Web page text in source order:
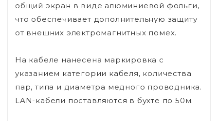
общий экран в виде алюминиевой фольги,
что обеспечивает дополнительную защиту
от внешних электромагнитных помех.
На кабеле нанесена маркировка с
указанием категории кабеля, количества
пар, типа и диаметра медного проводника.
LAN-кабели поставляются в бухте по 50м.